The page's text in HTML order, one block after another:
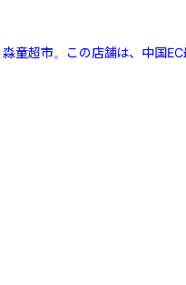
童超市。この店舗は、中国